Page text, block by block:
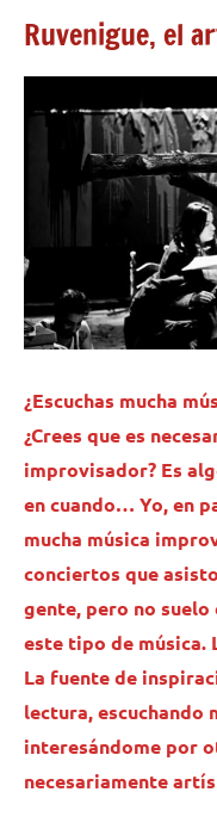
Ruvenigue, el
¿Escuchas mucha
¿Crees que es
improvisador? Es
en cuando… Yo, en
mucha música
conciertos que
gente, pero no suelo
este tipo de música.
La fuente de
lectura, escuchando
interesándome por
necesariamente